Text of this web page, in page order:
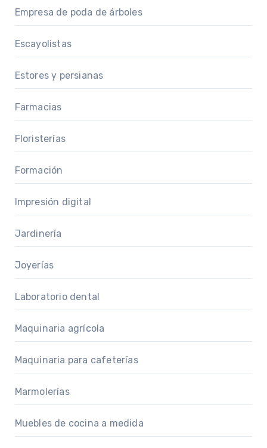
Empresa de poda de árboles
Escayolistas
Estores y persianas
Farmacias
Floristerías
Formación
Impresión digital
Jardinería
Joyerías
Laboratorio dental
Maquinaria agrícola
Maquinaria para cafeterías
Marmolerías
Muebles de cocina a medida